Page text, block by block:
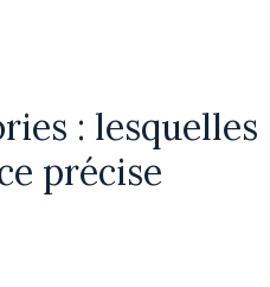
: lesquelles
précise